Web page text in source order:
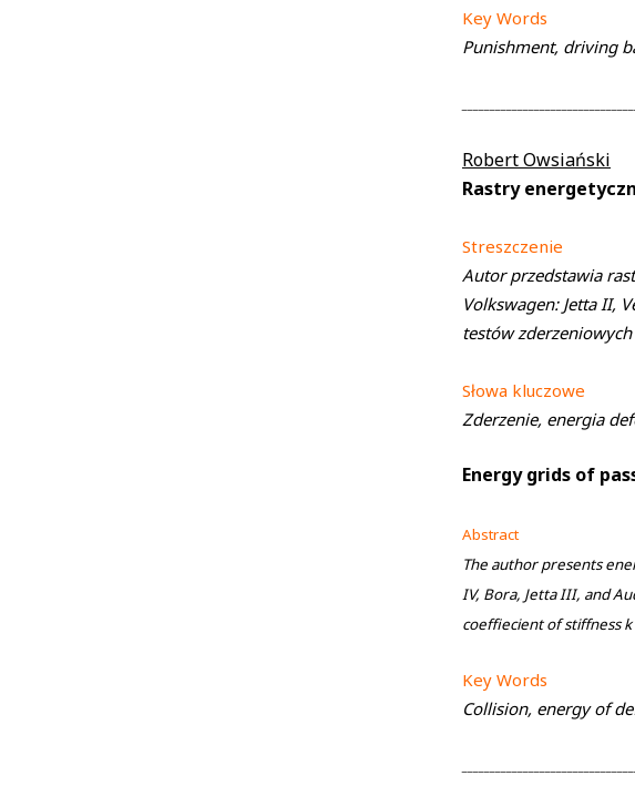
Key Words
Punishment, driving
Robert Owsiański
Rastry
Streszczenie
Autor przedstawia
Volkswagen: Jetta II,
testów
Słowa kluczowe
Zderzenie, energia
Energy grids of
Abstract
The author presents
IV, Bora, Jetta III, and
coeffiecient of stiffness
Key Words
Collision, energy of